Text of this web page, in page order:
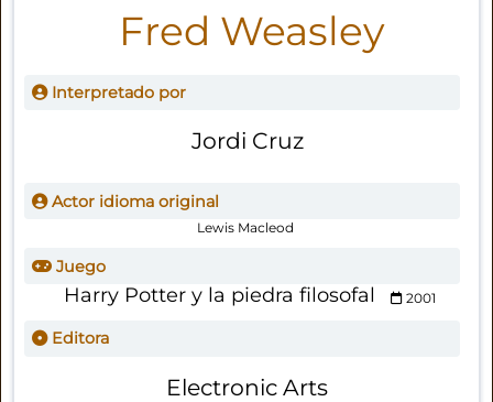
Fred Weasley
Interpretado por
Jordi Cruz
Actor idioma original
Lewis Macleod
Juego
Harry Potter y la piedra filosofal 2001
Editora
Electronic Arts